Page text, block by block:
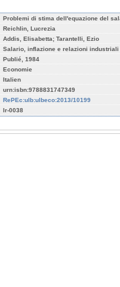
Problemi di stima dell'equazione del
Reichlin, Lucrezia
Addis, Elisabetta; Tarantelli, Ezio
Salario, inflazione e relazioni
Publié, 1984
Economie
Italien
urn:isbn:9788831747349
RePEc:ulb:ulbeco:2013/10199
lr-0038